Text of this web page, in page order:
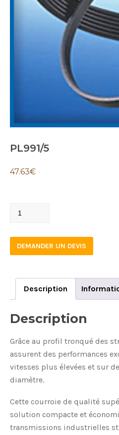
PL991/5
47.63€
PL991/5
DEMANDER UN DEVIS
Description
Description
Grâce au profil tronqué des
assurent des performances
vitesses plus élevées et sur
diamètre.
Cette courroie de qualité
solution compacte et
transmissions industrielles